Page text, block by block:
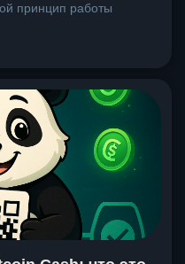
принцип работы